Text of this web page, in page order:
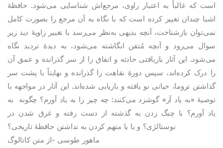
است که غالباً به اعتبار راوی‌، مرجع‌اش شناسایی می‌شود. حافظۀ
اشیا چندان تغییر کرده است که با نگاه به آن مرجع را بصورت کامل
نمی‌توان بازشناخت، آنچه بدیهی به‌نظر می‌رسد با تغییر زاویۀ دید زیر
سوال می‌رود و آنچه مُتقن انگاشته می‌شود، به دیدۀ تردید نگاه
می‌شود. این آثار بازیافتی حادثه و اتفاق را از سر گذرانده و عمق آن
را درک کرده‌اند، سپس دورۀ نقاهت را گذرانده‌ و نهایتاً با پشت سر
گذاشتن تروما، حیاتی نو یافته و بازیابی شده‌اند. این آثار در مواجهه با
توصیۀ «به یاد آر» گوشزد می‌کنند: چه چیز را به یاد آورم؟ چگونه به
یاد آورم؟ با چنگ زدن به گذشته از دست رفته و غرق شدن در
نوستالژی؟ و یا با متهم کردن به نداشتن حافظۀ تاریخی؟
ماهور طوسی -از متن کاتالوگ